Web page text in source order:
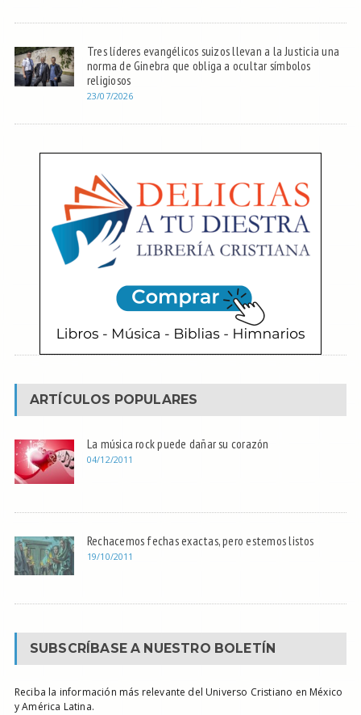
Tres líderes evangélicos suizos llevan a la Justicia una
norma de Ginebra que obliga a ocultar símbolos
religiosos
23/07/2026
ARTÍCULOS POPULARES
La música rock puede dañar su corazón
04/12/2011
Rechacemos fechas exactas, pero estemos listos
19/10/2011
SUBSCRÍBASE A NUESTRO BOLETÍN
Reciba la información más relevante del Universo Cristiano en México
y América Latina.